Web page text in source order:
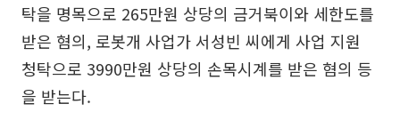
탁을 명목으로 265만원 상당의 금거북이와 세한도를
받은 혐의, 로봇개 사업가 서성빈 씨에게 사업 지원
청탁으로 3990만원 상당의 손목시계를 받은 혐의 등
을 받는다.